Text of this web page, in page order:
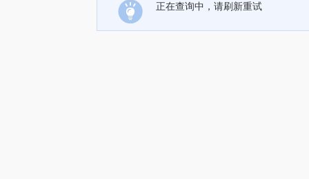
正在查询中，请刷新重试